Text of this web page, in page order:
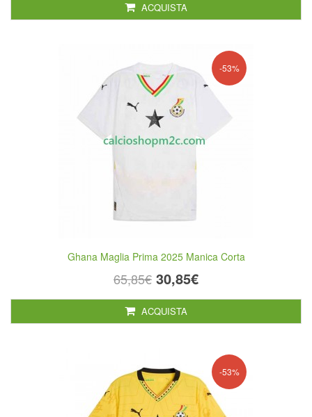
ACQUISTA
-53%
Ghana Maglia Prima 2025 Manica Corta
65,85€ 30,85€
ACQUISTA
-53%